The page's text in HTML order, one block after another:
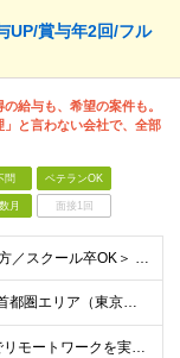
UP/賞与年2回/フル
給与も、希望の案件も。
」と言わない会社で、全部
問 ベテランOK
月 面接1回
＜エンジニアのご経験浅い方／スクール卒OK＞ ◆学歴不問 ◆未経験OK ＜こんな方は大歓迎！＞ ◎今の収入に不満がある方 ◎新しい言語・スキルに挑戦したい方 ◎腰を据えて活躍したい方 ◎頑張りを評価
社員の約9割が年収UP！ ■首都圏エリア（東京、神奈川、千葉、埼玉勤務） 月給25万円～26万円（固定残業代含む） ※固定残業代は、時間外労働の有無に関わらず17時間分を30,000円～31,200
◆2/3以上のプロジェクトでリモートワークを実施中！ ≪自社拠点≫ ・東京本社／東京都千代田区丸の内二丁目6番1号 丸の内パークビルディング6階 ・関西支社／⼤阪府⼤阪市中央区安⼟町2-3-13 ⼤